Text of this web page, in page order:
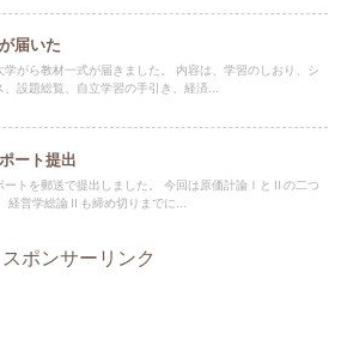
届いた
学がら教材一式が届きました。 内容は、学習のしおり、シ
、設題総覧、自立学習の手引き、経済...
ート提出
ートを郵送で提出しました。 今回は原価計論ⅠとⅡの二つ
経営学総論Ⅱも締め切りまでに...
スポンサーリンク